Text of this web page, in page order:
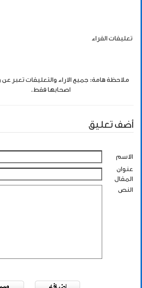
تعليقات القراء
ملاحظة هامة: جميع الاراء والتعليقات تعبر
اصحابها فقط.
أضف تعليق
الاسم
عنوان
المقال
النص